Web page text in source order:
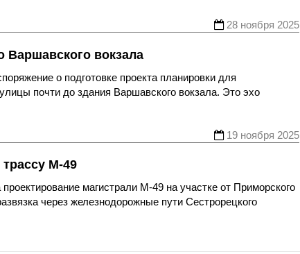
28 ноября 2025
Варшавского вокзала
о подготовке проекта планировки для
почти до здания Варшавского вокзала. Это эхо
19 ноября 2025
М-49
магистрали М-49 на участке от Приморского
через железнодорожные пути Сестрорецкого